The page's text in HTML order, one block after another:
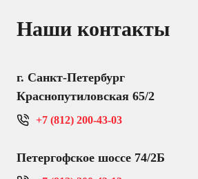
Наши контакты
г. Санкт-Петербург
Краснопутиловская 65/2
+7 (812) 200-43-03
Петергофское шоссе 74/2Б